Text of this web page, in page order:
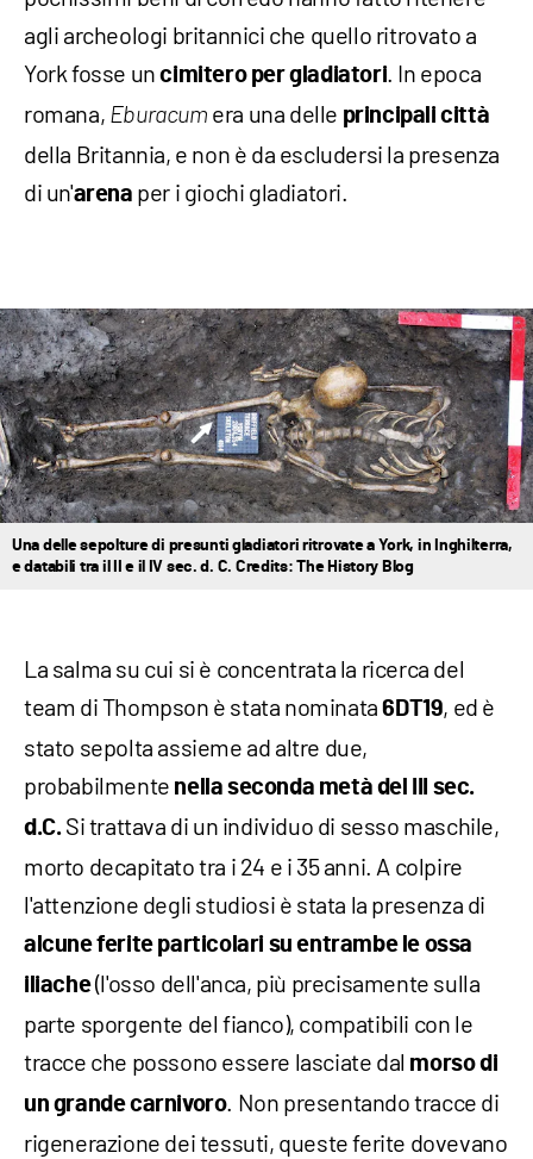
agli archeologi britannici che quello ritrovato a
York fosse uncimitero per gladiatori. In epoca
romana, Eburacum era una delle principali città
della Britannia, e non è da escludersi la presenza
di un'arena per i giochi gladiatori.
Una delle sepolture di presunti gladiatori ritrovate a York, in Inghilterra,
e databili tra il II e il IV sec. d. C. Credits: The History Blog
La salma su cui si è concentrata la ricerca del
team di Thompson è stata nominata6DT19, ed è
stato sepolta assieme ad altre due,
probabilmente nella seconda metà del III sec.
d.C.Si trattava di un individuo di sesso maschile,
morto decapitato tra i 24 e i 35 anni. A colpire
l'attenzione degli studiosi è stata la presenza di
alcune ferite particolari su entrambe le ossa
iliache(l'osso dell'anca, più precisamente sulla
parte sporgente del fianco), compatibili con le
tracce che possono essere lasciate dal morso di
un grande carnivoro. Non presentando tracce di
rigenerazione dei tessuti, queste ferite dovevano